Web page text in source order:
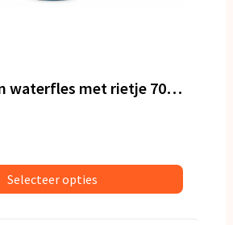
Lord Nelson waterfles met rietje 700ml
Selecteer opties